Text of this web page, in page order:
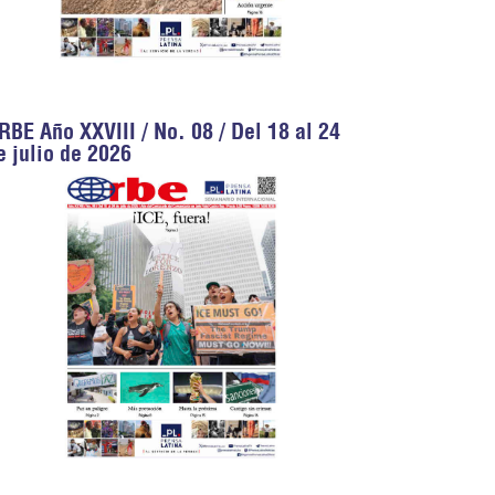
Año XXVIII / No. 08 / Del 18 al 24
julio de 2026